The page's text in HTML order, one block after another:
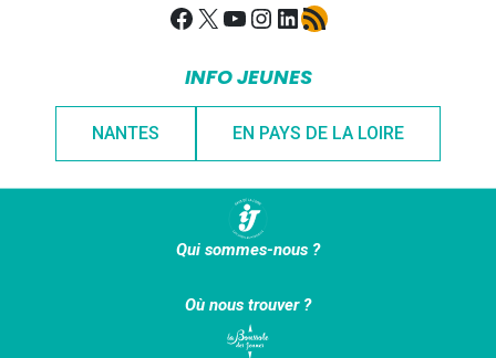
Facebook
X YouTube
Instagram
LinkedIn
Flux RSS
INFO JEUNES
NANTES EN PAYS DE LA LOIRE
Qui sommes-nous ?
Où nous trouver ?